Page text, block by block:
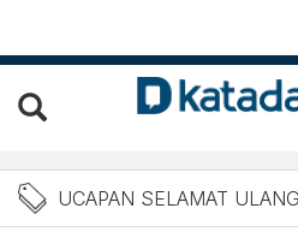
BeritaUCAPAN SELAMAT